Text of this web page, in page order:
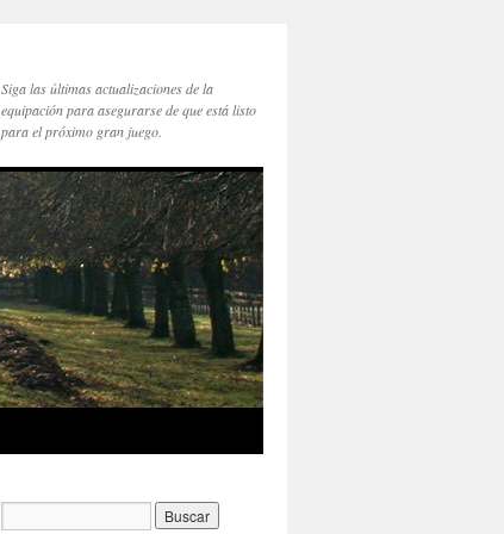
Siga las últimas actualizaciones de la
equipación para asegurarse de que está listo
para el próximo gran juego.